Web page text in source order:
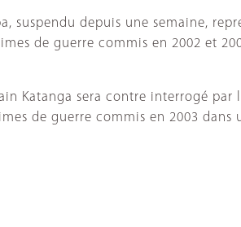
suspendu depuis une semaine,
de guerre commis en 2002 et
Katanga sera contre interrogé par
de guerre commis en 2003